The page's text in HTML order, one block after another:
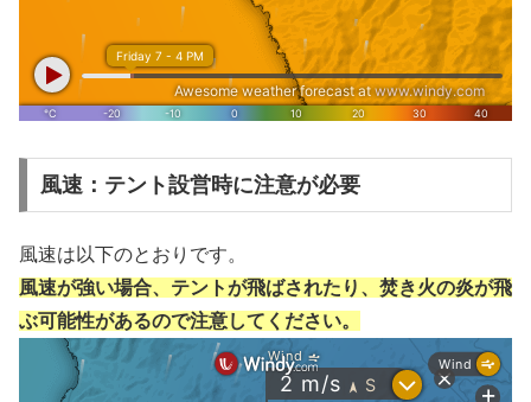
風速：テント設営時に注意が必要
風速は以下のとおりです。
風速が強い場合、テントが飛ばされたり、焚き火の炎が飛
ぶ可能性があるので注意してください。